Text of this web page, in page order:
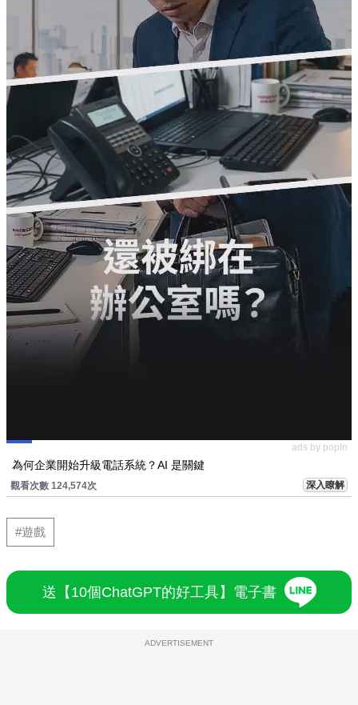
ads by popIn
為何企業開始升級電話系統？AI 是關鍵
觀看次數 124,574次 深入瞭解
#遊戲
送【10個ChatGPT的好工具】電子書
ADVERTISEMENT